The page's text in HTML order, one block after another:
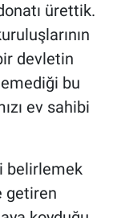
ürettik.
devletin
bu
ev sahibi
belirlemek
getiren